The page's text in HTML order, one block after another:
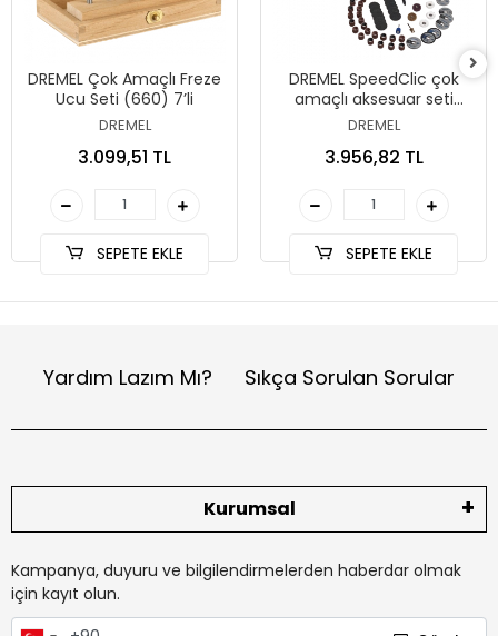
DREMEL Çok Amaçlı Freze
Ucu Seti (660) 7’li
DREMEL
3.099,51 TL
SEPETE EKLE
DREMEL SpeedClic çok
amaçlı aksesuar seti
(SC725) 70’li
DREMEL
3.956,82 TL
SEPETE EKLE
Yardım Lazım Mı? Sıkça Sorulan Sorular
Kurumsal
Kampanya, duyuru ve bilgilendirmelerden haberdar olmak
için kayıt olun.